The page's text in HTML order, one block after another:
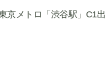
京メトロ「渋谷駅」C1